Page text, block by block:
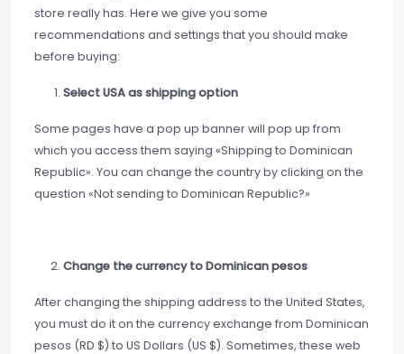
store really has. Here we give you some
recommendations and settings that you should make
before buying:
Select USA as shipping option
Some pages have a pop up banner will pop up from
which you access them saying «Shipping to Dominican
Republic». You can change the country by clicking on the
question «Not sending to Dominican Republic?»
Change the currency to Dominican pesos
After changing the shipping address to the United States,
you must do it on the currency exchange from Dominican
pesos (RD $) to US Dollars (US $). Sometimes, these web